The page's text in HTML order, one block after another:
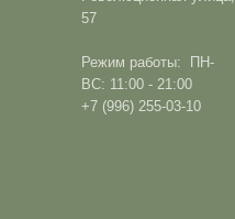
57
Режим работы: ПН-
ВС: 11:00 - 21:00
+7 (996) 255-03-10